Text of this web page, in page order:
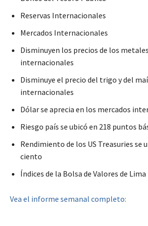
Reservas Internacionales
Mercados Internacionales
Disminuyen los precios de los
internacionales
Disminuye el precio del trigo y del
internacionales
Dólar se aprecia en los mercados
Riesgo país se ubicó en 218 puntos
Rendimiento de los US Treasuries se
ciento
Índices de la Bolsa de Valores de Lima
Vea el informe semanal completo: